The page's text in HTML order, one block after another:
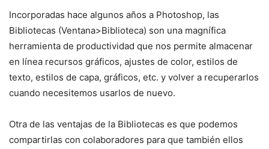
Incorporadas hace algunos años a Photoshop, las
Bibliotecas (Ventana>Biblioteca) son una magnífica
herramienta de productividad que nos permite almacenar
en línea recursos gráficos, ajustes de color, estilos de
texto, estilos de capa, gráficos, etc. y volver a recuperarlos
cuando necesitemos usarlos de nuevo.
Otra de las ventajas de la Bibliotecas es que podemos
compartirlas con colaboradores para que también ellos